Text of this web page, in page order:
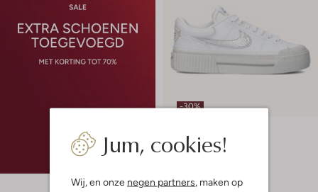
Jum, cookies!
Wij, en onze negen partners, maken op
-30%
Lage sneakers
€ 89,99 € 62,99